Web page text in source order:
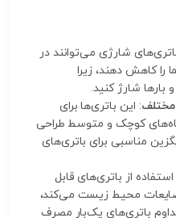
شارژی می‌توانند در
را کاهش دهند، زیرا
بارها شارژ کنید.
مختلف: این باتری‌ها برای
کوچک و متوسط طراحی
مناسبی برای باتری‌های
استفاده از باتری‌های قابل
محیط زیست می‌کند،
باتری‌های یک‌بار مصرف